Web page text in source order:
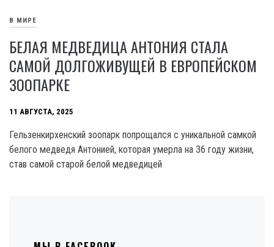
В МИРЕ
БЕЛАЯ МЕДВЕДИЦА АНТОНИЯ СТАЛА
САМОЙ ДОЛГОЖИВУЩЕЙ В ЕВРОПЕЙСКОМ
ЗООПАРКЕ
11 АВГУСТА, 2025
Гельзенкирхенский зоопарк попрощался с уникальной самкой
белого медведя Антонией, которая умерла на 36 году жизни,
став самой старой белой медведицей